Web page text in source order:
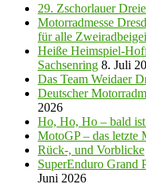
29. Zschorlauer
Motorradmesse
für alle
Heiße Heimspiel-
Sachsenring 8. Juli
Das Team Weidaer
Deutscher
2026
Ho, Ho, Ho – bald
MotoGP – das letzte
Rück-, und Vorblicke
SuperEnduro Grand
Juni 2026